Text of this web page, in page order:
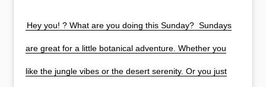
Hey you! ? What are you doing this Sunday?⁠ ⁠ Sundays
are great for a little botanical adventure. Whether you
like the jungle vibes or the desert serenity. Or you just